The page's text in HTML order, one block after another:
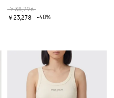
￥38,796
￥23,278
-40%